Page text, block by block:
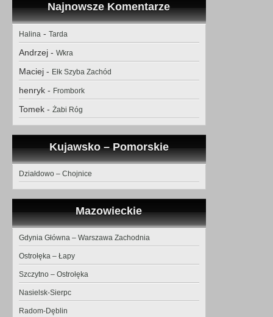
Najnowsze Komentarze
Halina - Tarda
Andrzej - Wkra
Maciej - Ełk Szyba Zachód
henryk - Frombork
Tomek - Żabi Róg
Kujawsko – Pomorskie
Działdowo – Chojnice
Mazowieckie
Gdynia Główna – Warszawa Zachodnia
Ostrołęka – Łapy
Szczytno – Ostrołęka
Nasielsk-Sierpc
Radom-Dęblin